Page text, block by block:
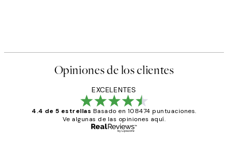
Opiniones de los clientes
EXCELENTES
4.4 de 5 estrellas Basado en 108474 puntuaciones.
Ve algunas de las opiniones aquí.